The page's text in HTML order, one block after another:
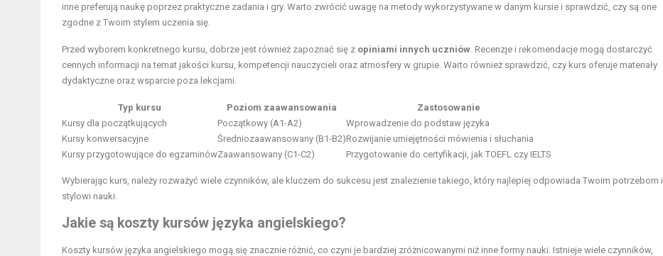
inne preferują naukę poprzez praktyczne zadania i gry. Warto zwrócić uwagę na metody wykorzystywane w danym kursie i sprawdzić, czy są one
zgodne z Twoim stylem uczenia się.
Przed wyborem konkretnego kursu, dobrze jest również zapoznać się z opiniami innych uczniów . Recenzje i rekomendacje mogą dostarczyć
cennych informacji na temat jakości kursu, kompetencji nauczycieli oraz atmosfery w grupie. Warto również sprawdzić, czy kurs oferuje materiały
dydaktyczne oraz wsparcie poza lekcjami.
Typ kursu Poziom zaawansowania
Zastosowanie
Kursy dla początkujących
Początkowy (A1-A2)
Wprowadzenie do podstaw języka
Kursy konwersacyjne
Średniozaawansowany (B1-B2)Rozwijanie umiejętności mówienia i słuchania
Kursy przygotowujące do egzaminówZaawansowany (C1-C2) Przygotowanie do certyfikacji, jak TOEFL czy IELTS
Wybierając kurs, należy rozważyć wiele czynników, ale kluczem do sukcesu jest znalezienie takiego, który najlepiej odpowiada Twoim potrzebom i
stylowi nauki.
Jakie są koszty kursów języka angielskiego?
Koszty kursów języka angielskiego mogą się znacznie różnić, co czyni je bardziej zróżnicowanymi niż inne formy nauki. Istnieje wiele czynników,